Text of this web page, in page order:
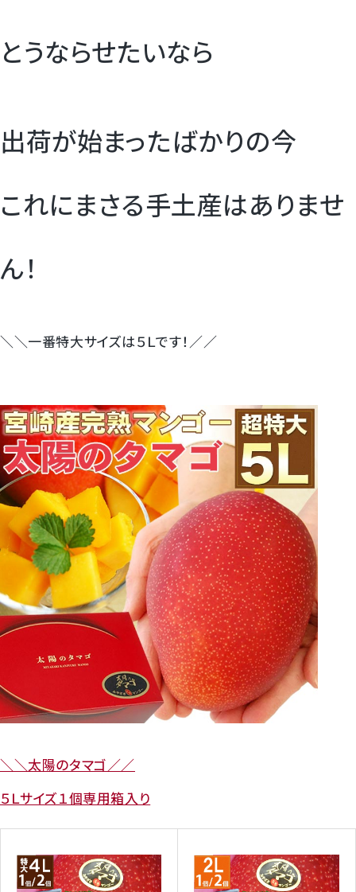
とうならせたいなら
出荷が始まったばかりの今
これにまさる手土産はありませ
ん！
＼＼一番特大サイズは５Ｌです！／／
＼＼太陽のタマゴ／／
５Ｌサイズ１個専用箱入り